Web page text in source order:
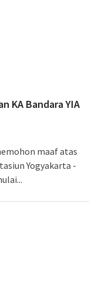
KA Bandara YIA
maaf atas
Yogyakarta -